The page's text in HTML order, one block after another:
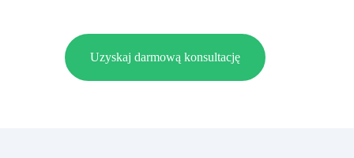
Uzyskaj darmową konsultację